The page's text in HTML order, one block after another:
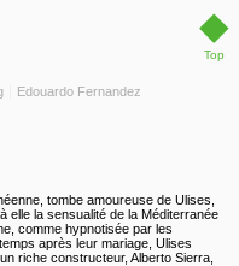
◆
Top
Edouardo Fernandez
tombe amoureuse de Ulises,
elle la sensualité de la Méditerranée
comme hypnotisée par les
après leur mariage, Ulises
riche constructeur, Alberto Sierra,